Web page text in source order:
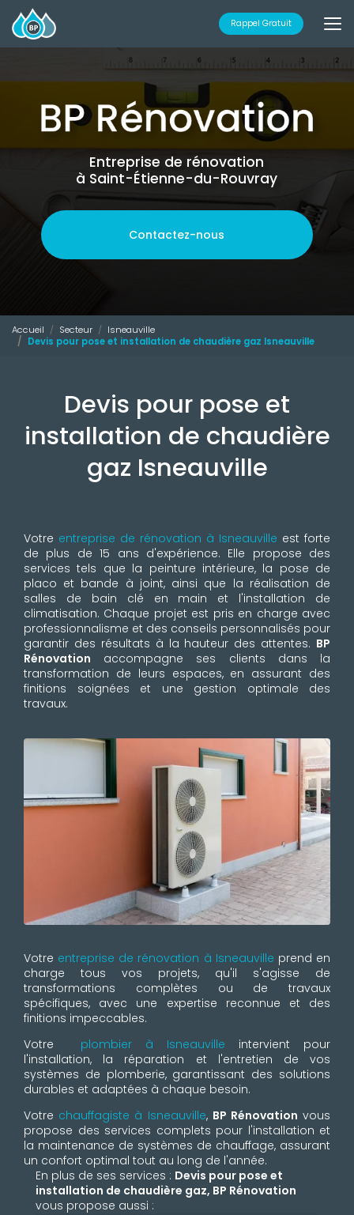
au
contenu
principal
Rappel Gratuit
Entreprise de rénovation
à Saint-Étienne-du-Rouvray
Contactez-nous
Accueil Secteur
Isneauville
Devis pour pose et installation de chaudière gaz Isneauville
Devis pour pose et
installation de chaudière
gaz Isneauville
Votre entreprise de rénovation à Isneauville est forte
de plus de 15 ans d'expérience. Elle propose des
services tels que la peinture intérieure, la pose de
placo et bande à joint, ainsi que la réalisation de
salles de bain clé en main et l'installation de
climatisation. Chaque projet est pris en charge avec
professionnalisme et des conseils personnalisés pour
garantir des résultats à la hauteur des attentes. BP
Rénovation accompagne ses clients dans la
transformation de leurs espaces, en assurant des
finitions soignées et une gestion optimale des
travaux.
Votre entreprise de rénovation à Isneauville prend en
charge tous vos projets, qu'il s'agisse de
transformations complètes ou de travaux
spécifiques, avec une expertise reconnue et des
finitions impeccables.
Votre plombier à Isneauville intervient pour
l'installation, la réparation et l'entretien de vos
systèmes de plomberie, garantissant des solutions
durables et adaptées à chaque besoin.
Votre chauffagiste à Isneauville, BP Rénovation vous
propose des services complets pour l'installation et
la maintenance de systèmes de chauffage, assurant
un confort optimal tout au long de l'année.
En plus de ses services : Devis pour pose et
installation de chaudière gaz, BP Rénovation
vous propose aussi :